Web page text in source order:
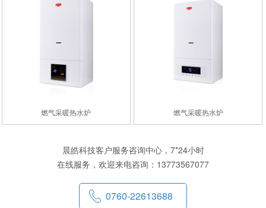
燃气采暖热水炉 燃气采暖热水炉
晨皓科技客户服务咨询中心，7*24小时
在线服务，欢迎来电咨询：13773567077
0760-22613688